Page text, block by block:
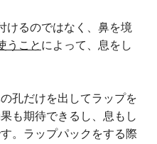
けるのではなく、鼻を境
うこと によって、息をし
孔だけを出してラップを
も期待できるし、息もし
。ラップパックをする際